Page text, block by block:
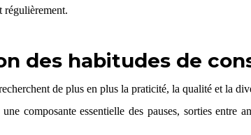
régulièrement.
des habitudes de
de plus en plus la praticité, la qualité et la
composante essentielle des pauses, sorties entre